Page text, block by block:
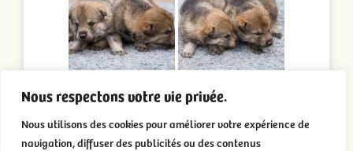
Nous respectons votre vie privée.
Nous utilisons des cookies pour améliorer votre expérience de
navigation, diffuser des publicités ou des contenus